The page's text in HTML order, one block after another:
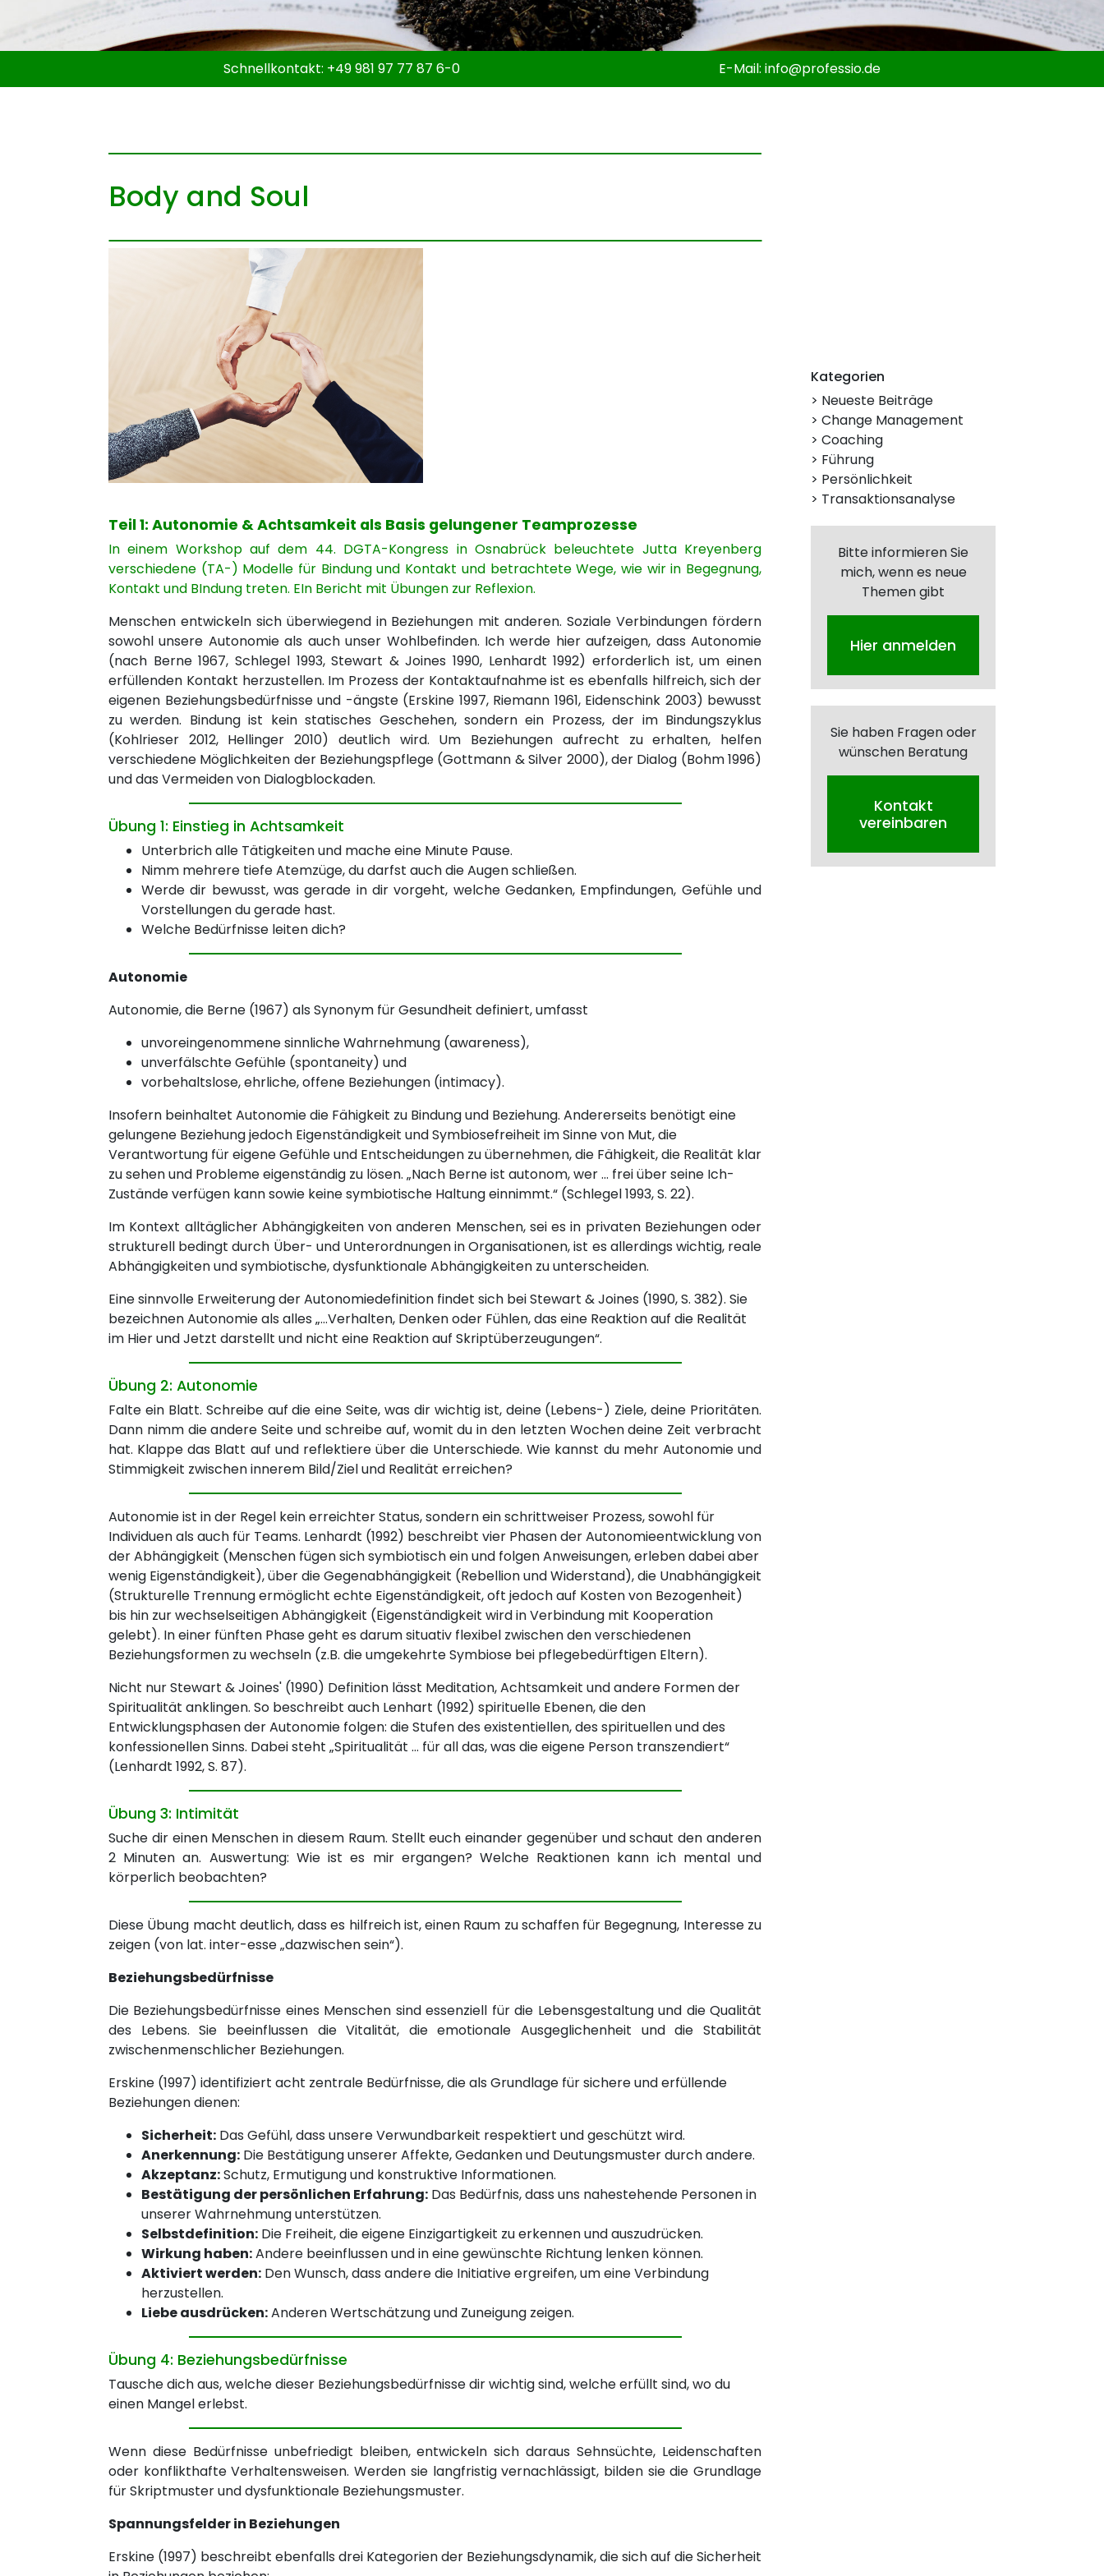
Schnellkontakt: +49 981 97 77 87 6-0 E-Mail: info@professio.de
Body and Soul
Teil 1: Autonomie & Achtsamkeit als Basis gelungener Teamprozesse
In einem Workshop auf dem 44. DGTA-Kongress in Osnabrück beleuchtete Jutta Kreyenberg
verschiedene (TA-) Modelle für Bindung und Kontakt und betrachtete Wege, wie wir in Begegnung,
Kontakt und BIndung treten. EIn Bericht mit Übungen zur Reflexion.
Menschen entwickeln sich überwiegend in Beziehungen mit anderen. Soziale Verbindungen fördern
sowohl unsere Autonomie als auch unser Wohlbefinden. Ich werde hier aufzeigen, dass Autonomie
(nach Berne 1967, Schlegel 1993, Stewart & Joines 1990, Lenhardt 1992) erforderlich ist, um einen
erfüllenden Kontakt herzustellen. Im Prozess der Kontaktaufnahme ist es ebenfalls hilfreich, sich der
eigenen Beziehungsbedürfnisse und -ängste (Erskine 1997, Riemann 1961, Eidenschink 2003) bewusst
zu werden. Bindung ist kein statisches Geschehen, sondern ein Prozess, der im Bindungszyklus
(Kohlrieser 2012, Hellinger 2010) deutlich wird. Um Beziehungen aufrecht zu erhalten, helfen
verschiedene Möglichkeiten der Beziehungspflege (Gottmann & Silver 2000), der Dialog (Bohm 1996)
und das Vermeiden von Dialogblockaden.
Übung 1: Einstieg in Achtsamkeit
Unterbrich alle Tätigkeiten und mache eine Minute Pause.
Nimm mehrere tiefe Atemzüge, du darfst auch die Augen schließen.
Werde dir bewusst, was gerade in dir vorgeht, welche Gedanken, Empfindungen, Gefühle und
Vorstellungen du gerade hast.
Welche Bedürfnisse leiten dich?
Autonomie
Autonomie, die Berne (1967) als Synonym für Gesundheit definiert, umfasst
unvoreingenommene sinnliche Wahrnehmung (awareness),
unverfälschte Gefühle (spontaneity) und
vorbehaltslose, ehrliche, offene Beziehungen (intimacy).
Insofern beinhaltet Autonomie die Fähigkeit zu Bindung und Beziehung. Andererseits benötigt eine
gelungene Beziehung jedoch Eigenständigkeit und Symbiosefreiheit im Sinne von Mut, die
Verantwortung für eigene Gefühle und Entscheidungen zu übernehmen, die Fähigkeit, die Realität klar
zu sehen und Probleme eigenständig zu lösen. „Nach Berne ist autonom, wer ... frei über seine Ich-
Zustände verfügen kann sowie keine symbiotische Haltung einnimmt.“ (Schlegel 1993, S. 22).
Im Kontext alltäglicher Abhängigkeiten von anderen Menschen, sei es in privaten Beziehungen oder
strukturell bedingt durch Über- und Unterordnungen in Organisationen, ist es allerdings wichtig, reale
Abhängigkeiten und symbiotische, dysfunktionale Abhängigkeiten zu unterscheiden.
Eine sinnvolle Erweiterung der Autonomiedefinition findet sich bei Stewart & Joines (1990, S. 382). Sie
bezeichnen Autonomie als alles „…Verhalten, Denken oder Fühlen, das eine Reaktion auf die Realität
im Hier und Jetzt darstellt und nicht eine Reaktion auf Skriptüberzeugungen“.
Übung 2: Autonomie
Falte ein Blatt. Schreibe auf die eine Seite, was dir wichtig ist, deine (Lebens-) Ziele, deine Prioritäten.
Dann nimm die andere Seite und schreibe auf, womit du in den letzten Wochen deine Zeit verbracht
hat. Klappe das Blatt auf und reflektiere über die Unterschiede. Wie kannst du mehr Autonomie und
Stimmigkeit zwischen innerem Bild/Ziel und Realität erreichen?
Autonomie ist in der Regel kein erreichter Status, sondern ein schrittweiser Prozess, sowohl für
Individuen als auch für Teams. Lenhardt (1992) beschreibt vier Phasen der Autonomieentwicklung von
der Abhängigkeit (Menschen fügen sich symbiotisch ein und folgen Anweisungen, erleben dabei aber
wenig Eigenständigkeit), über die Gegenabhängigkeit (Rebellion und Widerstand), die Unabhängigkeit
(Strukturelle Trennung ermöglicht echte Eigenständigkeit, oft jedoch auf Kosten von Bezogenheit)
bis hin zur wechselseitigen Abhängigkeit (Eigenständigkeit wird in Verbindung mit Kooperation
gelebt). In einer fünften Phase geht es darum situativ flexibel zwischen den verschiedenen
Beziehungsformen zu wechseln (z.B. die umgekehrte Symbiose bei pflegebedürftigen Eltern).
Nicht nur Stewart & Joines' (1990) Definition lässt Meditation, Achtsamkeit und andere Formen der
Spiritualität anklingen. So beschreibt auch Lenhart (1992) spirituelle Ebenen, die den
Entwicklungsphasen der Autonomie folgen: die Stufen des existentiellen, des spirituellen und des
konfessionellen Sinns. Dabei steht „Spiritualität … für all das, was die eigene Person transzendiert“
(Lenhardt 1992, S. 87).
Übung 3: Intimität
Suche dir einen Menschen in diesem Raum. Stellt euch einander gegenüber und schaut den anderen
2 Minuten an. Auswertung: Wie ist es mir ergangen? Welche Reaktionen kann ich mental und
körperlich beobachten?
Diese Übung macht deutlich, dass es hilfreich ist, einen Raum zu schaffen für Begegnung, Interesse zu
zeigen (von lat. inter-esse „dazwischen sein“).
Beziehungsbedürfnisse
Die Beziehungsbedürfnisse eines Menschen sind essenziell für die Lebensgestaltung und die Qualität
des Lebens. Sie beeinflussen die Vitalität, die emotionale Ausgeglichenheit und die Stabilität
zwischenmenschlicher Beziehungen.
Erskine (1997) identifiziert acht zentrale Bedürfnisse, die als Grundlage für sichere und erfüllende
Beziehungen dienen:
Sicherheit: Das Gefühl, dass unsere Verwundbarkeit respektiert und geschützt wird.
Anerkennung: Die Bestätigung unserer Affekte, Gedanken und Deutungsmuster durch andere.
Akzeptanz:Schutz, Ermutigung und konstruktive Informationen.
Bestätigung der persönlichen Erfahrung: Das Bedürfnis, dass uns nahestehende Personen in
unserer Wahrnehmung unterstützen.
Selbstdefinition: Die Freiheit, die eigene Einzigartigkeit zu erkennen und auszudrücken.
Wirkung haben:Andere beeinflussen und in eine gewünschte Richtung lenken können.
Aktiviert werden: Den Wunsch, dass andere die Initiative ergreifen, um eine Verbindung
herzustellen.
Liebe ausdrücken:Anderen Wertschätzung und Zuneigung zeigen.
Übung 4: Beziehungsbedürfnisse
Tausche dich aus, welche dieser Beziehungsbedürfnisse dir wichtig sind, welche erfüllt sind, wo du
einen Mangel erlebst.
Wenn diese Bedürfnisse unbefriedigt bleiben, entwickeln sich daraus Sehnsüchte, Leidenschaften
oder konflikthafte Verhaltensweisen. Werden sie langfristig vernachlässigt, bilden sie die Grundlage
für Skriptmuster und dysfunktionale Beziehungsmuster.
Spannungsfelder in Beziehungen
Erskine (1997) beschreibt ebenfalls drei Kategorien der Beziehungsdynamik, die sich auf die Sicherheit
Kategorien
> Neueste Beiträge
> Change Management
> Coaching
> Führung
> Persönlichkeit
> Transaktionsanalyse
Bitte informieren Sie
mich, wenn es neue
Themen gibt
Hier anmelden
Sie haben Fragen oder
wünschen Beratung
Kontakt
vereinbaren